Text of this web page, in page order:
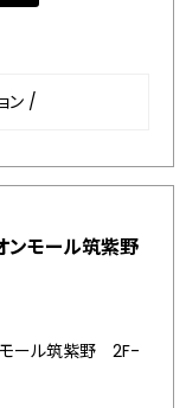
ン /
ンモール筑紫野
ール筑紫野 2F-